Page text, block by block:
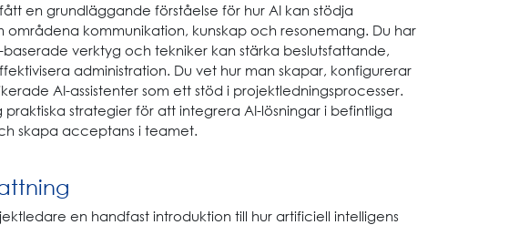
en grundläggande förståelse för hur AI kan stödja
områdena kommunikation, kunskap och resonemang. Du har
baserade verktyg och tekniker kan stärka beslutsfattande,
administration. Du vet hur man skapar, konfigurerar
AI-assistenter som ett stöd i projektledningsprocesser.
praktiska strategier för att integrera AI-lösningar i befintliga
skapa acceptans i teamet.
en handfast introduktion till hur artificiell intelligens